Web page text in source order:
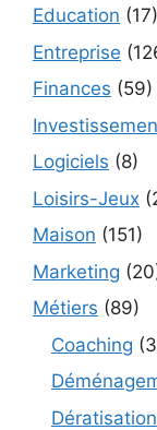
Education (17)
Entreprise
Finances (59)
Logiciels (8)
Loisirs-Jeux
Maison (151)
Marketing
Métiers (89)
Coaching
Dératisation